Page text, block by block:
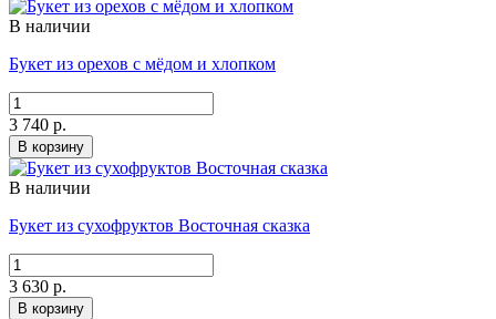
В наличии
Букет из орехов с мёдом и хлопком
3 740 р.
В корзину
В наличии
Букет из сухофруктов Восточная сказка
3 630 р.
В корзину